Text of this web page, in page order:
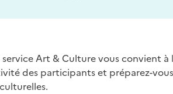
Art & Culture vous convient
des participants et préparez-